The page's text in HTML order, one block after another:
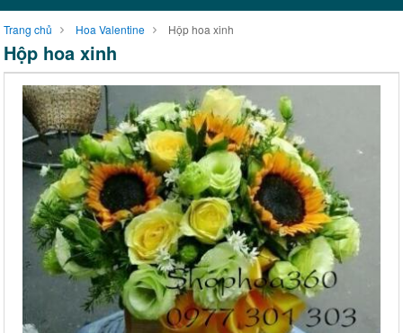
Trang chủ Hoa Valentine Hộp hoa xinh
Hộp hoa xinh